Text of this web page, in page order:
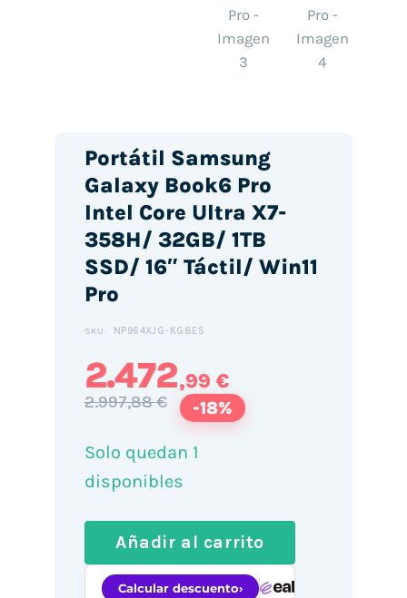
Portátil Samsung
Galaxy Book6 Pro
Intel Core Ultra X7-
358H/ 32GB/ 1TB
SSD/ 16″ Táctil/ Win11
Pro
SKU: NP964XJG-KG8ES
2.472,99 €
2.997,88 € -18%
Solo quedan 1
disponibles
Añadir al carrito